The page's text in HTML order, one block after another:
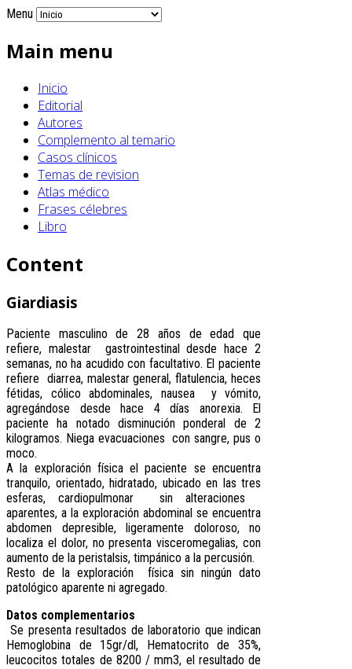
Menu
Main menu
Inicio
Editorial
Autores
Complemento al temario
Casos clínicos
Temas de revision
Atlas médico
Frases célebres
Libro
Content
Giardiasis
Paciente masculino de 28 años de edad que
refiere, malestar gastrointestinal desde hace 2
semanas, no ha acudido con facultativo. El paciente
refiere diarrea, malestar general, flatulencia, heces
fétidas, cólico abdominales, nausea y vómito,
agregándose desde hace 4 días anorexia. El
paciente ha notado disminución ponderal de 2
kilogramos. Niega evacuaciones con sangre, pus o
moco.
A la exploración física el paciente se encuentra
tranquilo, orientado, hidratado, ubicado en las tres
esferas, cardiopulmonar sin alteraciones
aparentes, a la exploración abdominal se encuentra
abdomen depresible, ligeramente doloroso, no
localiza el dolor, no presenta visceromegalias, con
aumento de la peristalsis, timpánico a la percusión.
Resto de la exploración física sin ningún dato
patológico aparente ni agregado.
Datos complementarios
Se presenta resultados de laboratorio que indican
Hemoglobina de 15gr/dl, Hematocrito de 35%,
leucocitos totales de 8200 / mm3, el resultado de